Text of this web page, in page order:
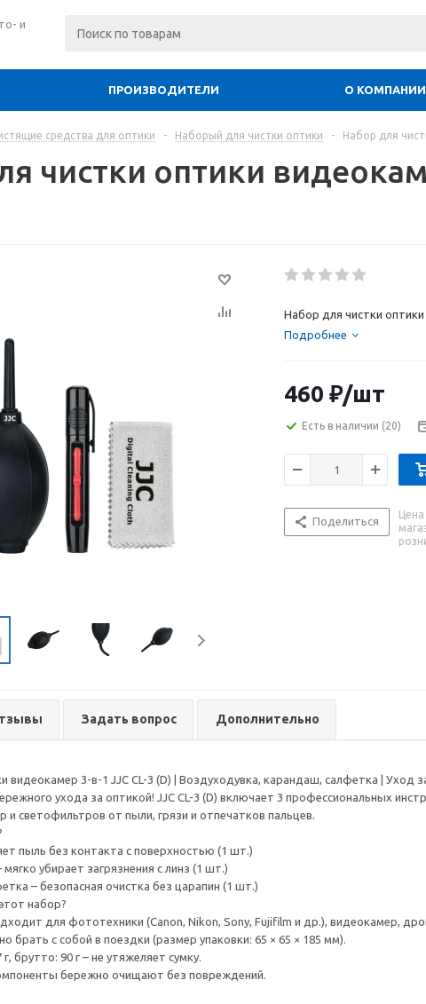
и
ПРОИЗВОДИТЕЛИ О КОМПАНИИ
средства для оптики - Наборый для чистки оптики - Набор для
чистки оптики
Набор для чистки оптики
Подробнее
460 ₽/шт
Есть в наличии (20)
Поделиться
Цена
Задать вопрос Дополнительно
видеокамер 3-в-1 JJC CL-3 (D) | Воздуходувка, карандаш, салфетка |
ухода за оптикой! JJC CL-3 (D) включает 3 профессиональных
и светофильтров от пыли, грязи и отпечатков пальцев.
пыль без контакта с поверхностью (1 шт.)
убирает загрязнения с линз (1 шт.)
– безопасная очистка без царапин (1 шт.)
набор?
для фототехники (Canon, Nikon, Sony, Fujifilm и др.), видеокамер,
брать с собой в поездки (размер упаковки: 65 × 65 × 185 мм).
брутто: 90 г – не утяжеляет сумку.
бережно очищают без повреждений.